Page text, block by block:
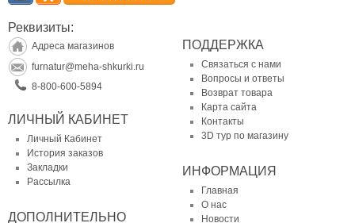
Реквизиты:
Адреса магазинов
furnatur@meha-shkurki.ru
8-800-600-5894
ЛИЧНЫЙ КАБИНЕТ
Личный Кабинет
История заказов
Закладки
Рассылка
ДОПОЛНИТЕЛЬНО
ПОДДЕРЖКА
Связаться с нами
Вопросы и ответы
Возврат товара
Карта сайта
Контакты
3D тур по магазину
ИНФОРМАЦИЯ
Главная
О нас
Новости